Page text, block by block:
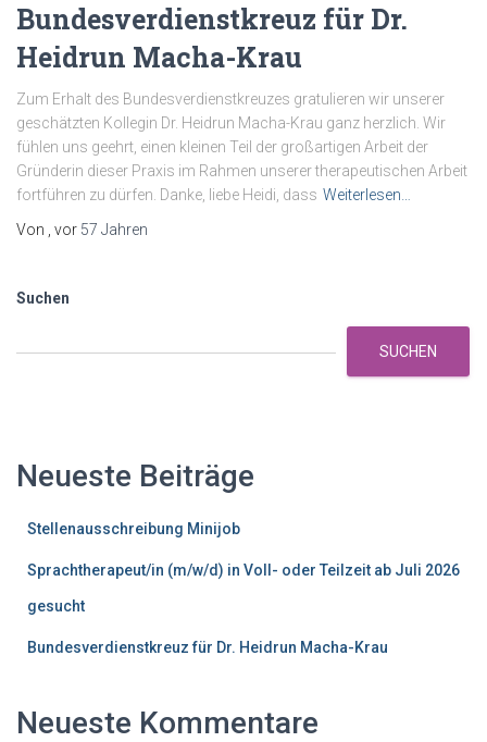
Bundesverdienstkreuz für Dr.
Heidrun Macha-Krau
Zum Erhalt des Bundesverdienstkreuzes gratulieren wir unserer
geschätzten Kollegin Dr. Heidrun Macha-Krau ganz herzlich. Wir
fühlen uns geehrt, einen kleinen Teil der großartigen Arbeit der
Gründerin dieser Praxis im Rahmen unserer therapeutischen Arbeit
fortführen zu dürfen. Danke, liebe Heidi, dass Weiterlesen…
Von
, vor 57 Jahren
Suchen
SUCHEN
Neueste Beiträge
Stellenausschreibung Minijob
Sprachtherapeut/in (m/w/d) in Voll- oder Teilzeit ab Juli 2026
gesucht
Bundesverdienstkreuz für Dr. Heidrun Macha-Krau
Neueste Kommentare